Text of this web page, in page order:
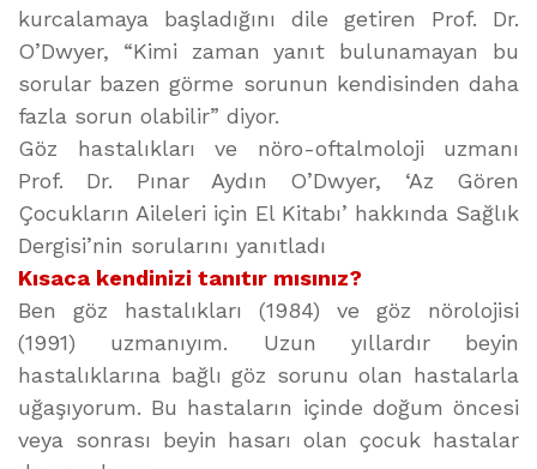
kurcalamaya başladığını dile getiren Prof. Dr.
O’Dwyer, “Kimi zaman yanıt bulunamayan bu
sorular bazen görme sorunun kendisinden daha
fazla sorun olabilir” diyor.
Göz hastalıkları ve nöro-oftalmoloji uzmanı
Prof. Dr. Pınar Aydın O’Dwyer, ‘Az Gören
Çocukların Aileleri için El Kitabı’ hakkında Sağlık
Dergisi’nin sorularını yanıtladı
Kısaca kendinizi tanıtır mısınız?
Ben göz hastalıkları (1984) ve göz nörolojisi
(1991) uzmanıyım. Uzun yıllardır beyin
hastalıklarına bağlı göz sorunu olan hastalarla
uğaşıyorum. Bu hastaların içinde doğum öncesi
veya sonrası beyin hasarı olan çocuk hastalar